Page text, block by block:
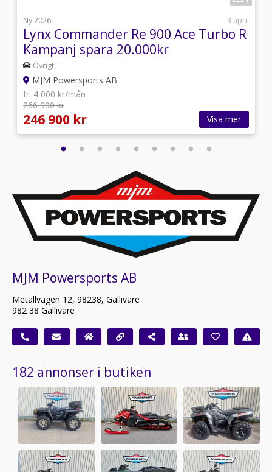
Ny 2026
3 april
Lynx Commander Re 900 Ace Turbo R
Kampanj spara 20.000kr
Övrigt
MJM Powersports AB
fr. 4 000 kr/mån
266 900 kr
246 900 kr Visa mer
MJM Powersports AB
Metallvägen 12, 98238, Gällivare
982 38 Gällivare
182 annonser i butiken